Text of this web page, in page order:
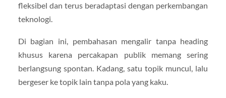
fleksibel dan terus beradaptasi dengan perkembangan
teknologi.
Di bagian ini, pembahasan mengalir tanpa heading
khusus karena percakapan publik memang sering
berlangsung spontan. Kadang, satu topik muncul, lalu
bergeser ke topik lain tanpa pola yang kaku.